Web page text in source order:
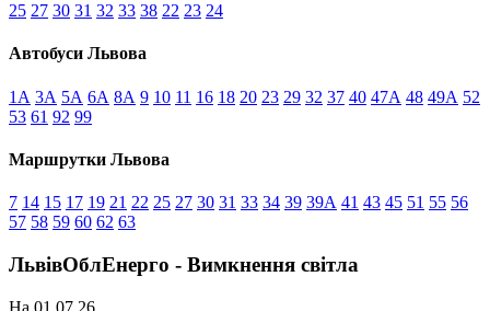
25 27 30 31 32 33 38 22 23 24
Автобуси Львова
1А 3А 5А 6А 8А 9 10 11 16 18 20 23 29 32 37 40 47А 48 49А 52
53 61 92 99
Маршрутки Львова
7 14 15 17 19 21 22 25 27 30 31 33 34 39 39А 41 43 45 51 55 56
57 58 59 60 62 63
ЛьвівОблЕнерго - Вимкнення світла
На 01.07.26